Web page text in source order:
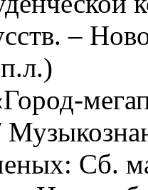
–
Сб.